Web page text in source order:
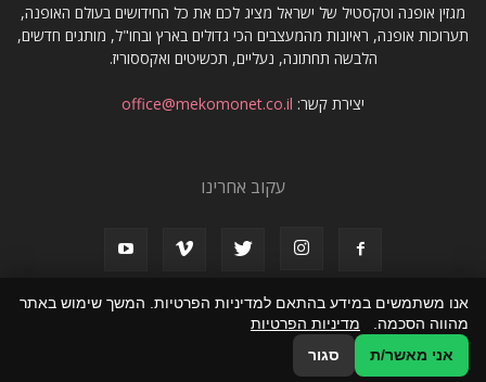
מגזין אופנה וטקסטיל של ישראל מציג לכם את כל החידושים בעולם האופנה,
תערוכות אופנה, ראיונות מהמעצבים הכי גדולים בארץ ובחו"ל, מותגים חדשים,
הלבשה תחתונה, נעליים, תכשיטים ואקססוריז.
יצירת קשר: office@mekomonet.co.il
עקוב אחרינו
תמיכה פרסמו אצלנו
© כל הזכויות שמורות שמורות למגזין אופנה וטקסטיל של ישראל
אנו משתמשים במידע בהתאם למדיניות הפרטיות. המשך שימוש באתר
מהווה הסכמה. מדיניות הפרטיות
אני מאשר/ת
סגור